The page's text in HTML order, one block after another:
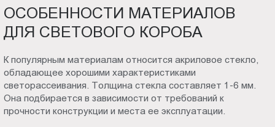
ОСОБЕННОСТИ МАТЕРИАЛОВ
ДЛЯ СВЕТОВОГО КОРОБА
К популярным материалам относится акриловое стекло,
обладающее хорошими характеристиками
светорассеивания. Толщина стекла составляет 1-6 мм.
Она подбирается в зависимости от требований к
прочности конструкции и места ее эксплуатации.